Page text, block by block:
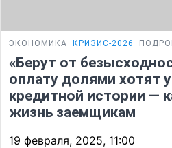
ЭКОНОМИКА КРИЗИС-2026
«Берут от
оплату долями хотят
кредитной истории —
жизнь заемщикам
19 февраля, 2025, 11:00